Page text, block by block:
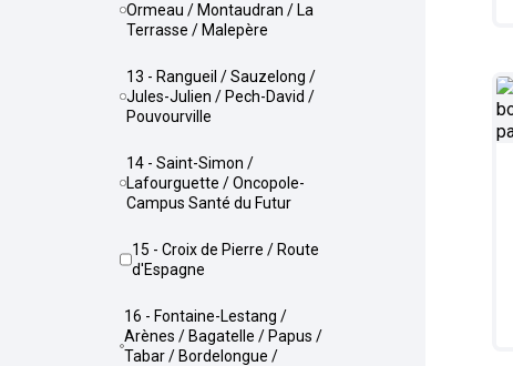
Ormeau / Montaudran / La
Terrasse / Malepère
13 - Rangueil / Sauzelong /
Jules-Julien / Pech-David /
Pouvourville
14 - Saint-Simon /
Lafourguette / Oncopole-
Campus Santé du Futur
15 - Croix de Pierre / Route
d'Espagne
16 - Fontaine-Lestang /
Arènes / Bagatelle / Papus /
Tabar / Bordelongue /